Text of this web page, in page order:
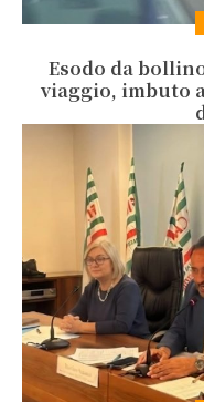
Esodo da
viaggio, imbuto